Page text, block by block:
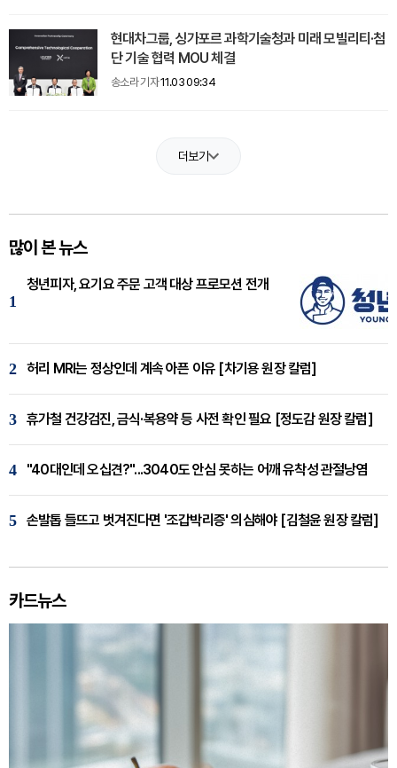
현대차그룹, 싱가포르 과학기술청과 미래 모빌리티·첨
단 기술 협력 MOU 체결
송소라 기자11.03 09:34
더보기
많이 본 뉴스
1
청년피자, 요기요 주문 고객 대상 프로모션 전개
2 허리 MRI는 정상인데 계속 아픈 이유 [차기용 원장 칼럼]
3 휴가철 건강검진, 금식·복용약 등 사전 확인 필요 [정도감 원장 칼럼]
4 "40대인데 오십견?"...3040도 안심 못하는 어깨 유착성 관절낭염
5 손발톱 들뜨고 벗겨진다면 '조갑박리증' 의심해야 [김철윤 원장 칼럼]
카드뉴스